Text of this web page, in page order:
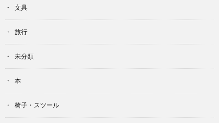
文具
旅行
未分類
本
椅子・スツール